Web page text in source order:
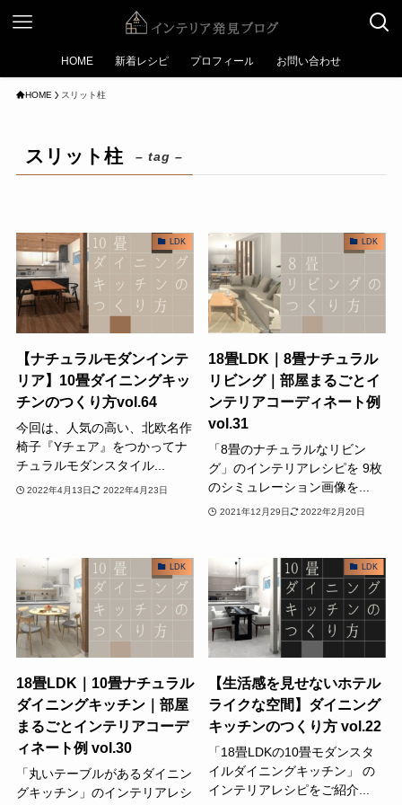
HOME 新着レシピ プロフィール お問い合わせ
HOME スリット柱
スリット柱 – tag –
LDK
【ナチュラルモダンインテ
リア】10畳ダイニングキッ
チンのつくり方vol.64
今回は、人気の高い、北欧名作
椅子『Yチェア』をつかってナ
チュラルモダンスタイル...
2022年4月13日 2022年4月23日
LDK
18畳LDK｜8畳ナチュラル
リビング｜部屋まるごとイ
ンテリアコーディネート例
vol.31
「8畳のナチュラルなリビン
グ」のインテリアレシピを 9枚
のシミュレーション画像を...
2021年12月29日 2022年2月20日
LDK
18畳LDK｜10畳ナチュラル
ダイニングキッチン｜部屋
まるごとインテリアコーデ
ィネート例 vol.30
「丸いテーブルがあるダイニン
グキッチン」のインテリアレシ
LDK
【生活感を見せないホテル
ライクな空間】ダイニング
キッチンのつくり方 vol.22
「18畳LDKの10畳モダンスタ
イルダイニングキッチン」 の
インテリアレシピをご紹介...